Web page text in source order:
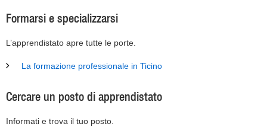
Formarsi e specializzarsi
L’apprendistato apre tutte le porte.
La formazione professionale in Ticino
Cercare un posto di apprendistato
Informati e trova il tuo posto.